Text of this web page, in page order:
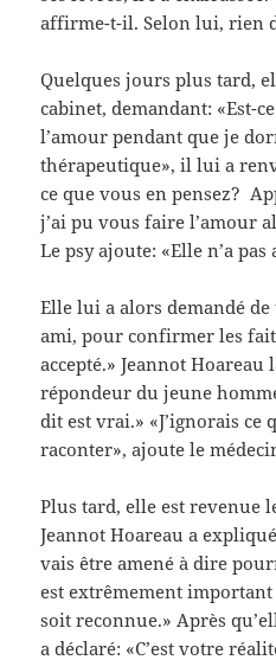
affirme-t-il. Selon lui, rien
Quelques jours plus tard,
cabinet, demandant: «Est-
l’amour pendant que je
thérapeutique», il lui a
ce que vous en pensez?
j’ai pu vous faire l’amour
Le psy ajoute: «Elle n’a pas
Elle lui a alors demandé
ami, pour confirmer les
accepté.» Jeannot Hoareau
répondeur du jeune
dit est vrai.» «J’ignorais ce
raconter», ajoute le
Plus tard, elle est revenue
Jeannot Hoareau a
vais être amené à dire
est extrêmement
soit reconnue.» Après
a déclaré: «C’est votre